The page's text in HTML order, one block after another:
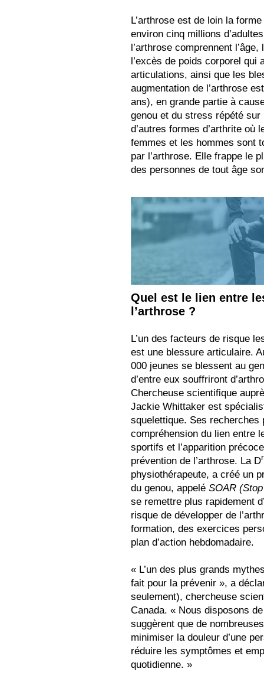
L’arthrose est de loin la
environ cinq millions
l’arthrose comprennent
l’excès de poids corporel qui
articulations, ainsi que les
augmentation de l’arthrose
ans), en grande partie à
genou et du stress répété
d’autres formes d’arthrite
femmes et les hommes sont
par l’arthrose. Elle frappe le
des personnes de tout âge
Quel est le lien entre
l’arthrose ?
L’un des facteurs de risque
est une blessure articulaire.
000 jeunes se blessent au
d’entre eux souffriront
Chercheuse scientifique
Jackie Whittaker est
squelettique. Ses
compréhension du lien entre
sportifs et l’apparition
prévention de l’arthrose. La D
physiothérapeute, a créé un
du genou, appelé SOAR
se remettre plus rapidement
risque de développer de
formation, des exercices
plan d’action hebdomadaire.
« L’un des plus grands
fait pour la prévenir », a
seulement), chercheuse
Canada. « Nous disposons
suggèrent que de
minimiser la douleur d’une
réduire les symptômes et
quotidienne. »